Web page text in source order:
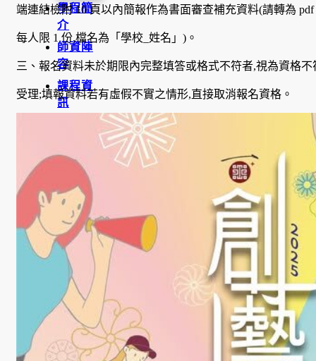
學程簡
介
師資陣
容
課程資
訊
成果發
活動集
錦
大
學
社
會
端連結檢附 10 頁以內簡報作為書面審查補充資料(請轉為 pdf
每人限 1 份,檔名為「學校_姓名」)。
三、報名資料未於期限內完整填答或格式不符者,視為資格不
受理;填報資料若有虛假不實之情形,直接取消報名資格。